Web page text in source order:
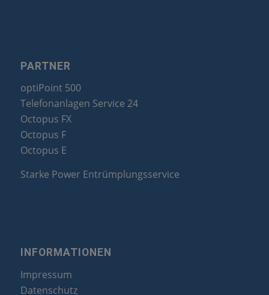
PARTNER
optiPoint 500
Telefonanlagen Service 24
Octopus FX
Octopus F
Octopus E
Starke Power Entrümplungsservice
INFORMATIONEN
Impressum
Datenschutz